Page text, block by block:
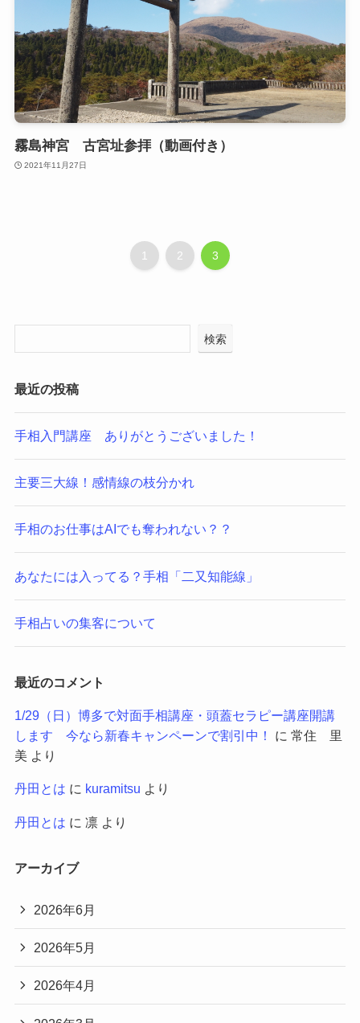
霧島神宮 古宮址参拝（動画付き）
2021年11月27日
1 2 3
検索
最近の投稿
手相入門講座 ありがとうございました！
主要三大線！感情線の枝分かれ
手相のお仕事はAIでも奪われない？？
あなたには入ってる？手相「二又知能線」
手相占いの集客について
最近のコメント
1/29（日）博多で対面手相講座・頭蓋セラピー講座開講
します 今なら新春キャンペーンで割引中！
に 常住 里
美 より
丹田とは に kuramitsu より
丹田とは に 凛より
アーカイブ
2026年6月
2026年5月
2026年4月